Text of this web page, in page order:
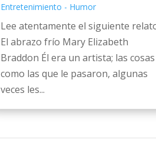
Entretenimiento - Humor
Lee atentamente el siguiente
El abrazo frío Mary Elizabeth
Braddon Él era un artista; las cosas
como las que le pasaron, algunas
veces les...